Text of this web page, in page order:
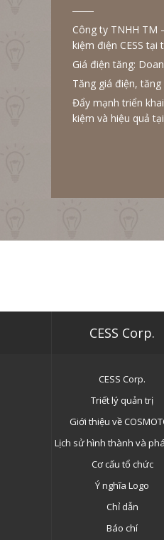
Công ty TNHH TM
kiệm điện CESS
Giá điện tăng:
Tăng giá điện,
Đẩy mạnh triển
kiệm và hiệu quả
CESS Corp.
CESS Corp.
Triết lý quản trị
Giới thiệu về
Lịch sử hình thành và
Cơ cấu tổ chức
Ý nghĩa Logo
Chỉ dẫn
Báo chí